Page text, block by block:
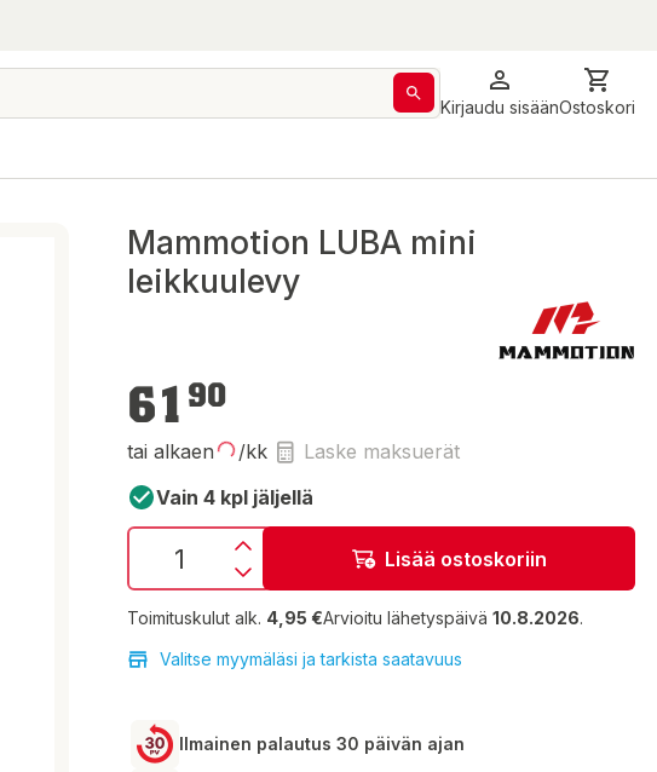
Kirjaudu sisäänOstoskori
Mammotion LUBA mini
leikkuulevy
61,90 €
61 90
tai alkaen /kk
Laske maksuerät
Vain 4 kpl jäljellä
Lisää ostoskoriin
Toimituskulut alk. 4,95 €Arvioitu lähetyspäivä 10.8.2026.
Valitse myymäläsi ja tarkista saatavuus
Ilmainen palautus 30 päivän ajan